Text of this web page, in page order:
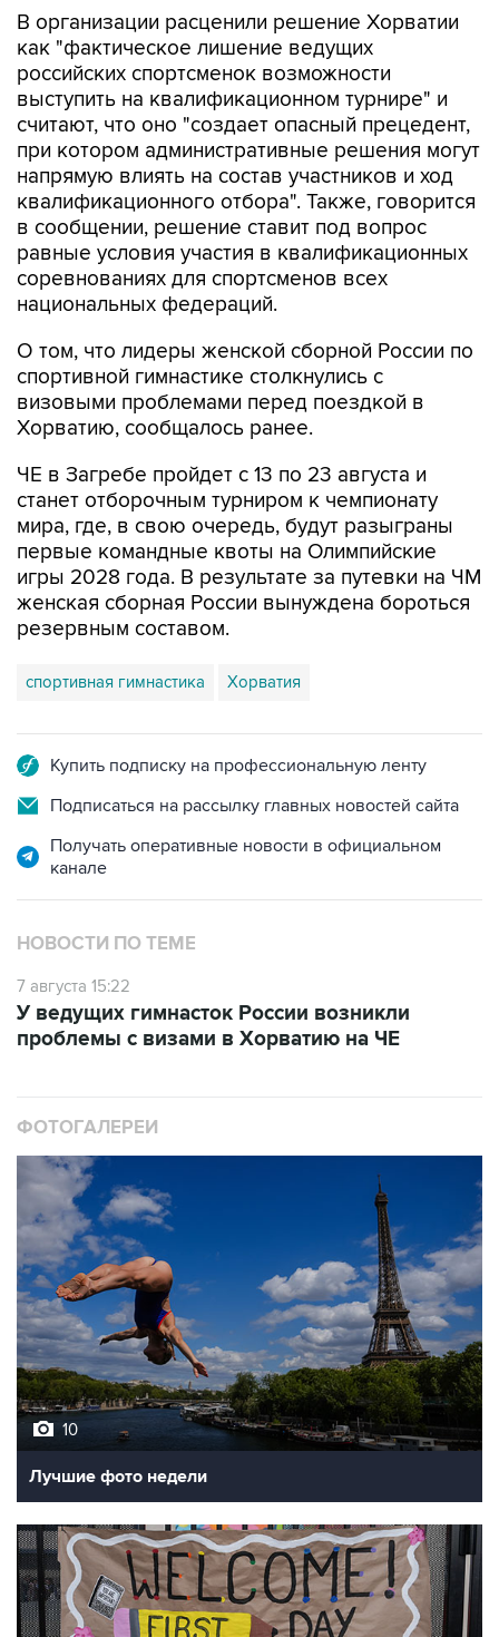
российских спортсменок возможности
выступить на квалификационном турнире" и
считают, что оно "создает опасный прецедент,
при котором административные решения могут
напрямую влиять на состав участников и ход
квалификационного отбора". Также, говорится
в сообщении, решение ставит под вопрос
равные условия участия в квалификационных
соревнованиях для спортсменов всех
национальных федераций.
О том, что лидеры женской сборной России по
визовыми проблемами перед поездкой в
Хорватию, сообщалось ранее.
ЧЕ в Загребе пройдет с 13 по 23 августа и
мира, где, в свою очередь, будут разыграны
первые командные квоты на Олимпийские
игры 2028 года. В результате за путевки на ЧМ
женская сборная России вынуждена бороться
резервным составом.
спортивная гимнастика Хорватия
Подписаться на рассылку главных новостей сайта
Получать оперативные новости в официальном
канале
НОВОСТИ ПО ТЕМЕ
7 августа 15:22
проблемы с визами в Хорватию на ЧЕ
10
Лучшие фото недели